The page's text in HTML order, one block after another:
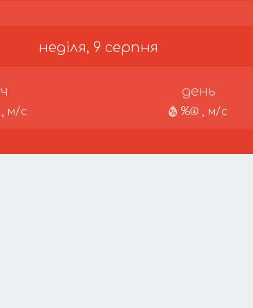
неділя, 9 серпня
, м/с
день
% , м/с